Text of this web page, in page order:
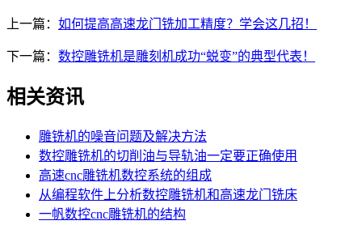
上一篇： 如何提高高速龙门铣加工精度？学会这几招！
下一篇： 数控雕铣机是雕刻机成功“蜕变”的典型代表！
相关资讯
雕铣机的噪音问题及解决方法
数控雕铣机的切削油与导轨油一定要正确使用
高速cnc雕铣机数控系统的组成
从编程软件上分析数控雕铣机和高速龙门铣床
一帆数控cnc雕铣机的结构